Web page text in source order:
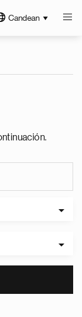
Candean